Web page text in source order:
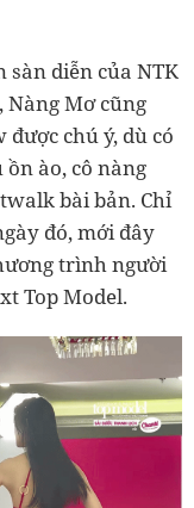
diễn của NTK
Nàng Mơ cũng
chú ý, dù có
ào, cô nàng
bài bản. Chỉ
đó, mới đây
trình người
Top Model.